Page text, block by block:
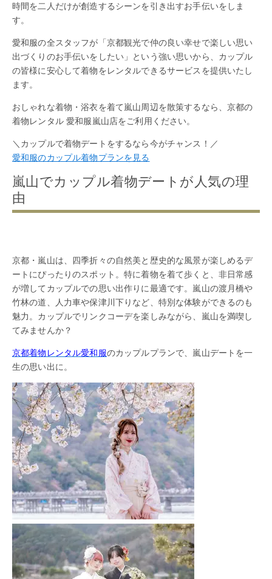
時間を二人だけが創造するシーンを引き出すお手伝いをしま
す。
愛和服の全スタッフが「京都観光で仲の良い幸せで楽しい思い
出づくりのお手伝いをしたい」という強い思いから、カップル
の皆様に安心して着物をレンタルできるサービスを提供いたし
ます。
おしゃれな着物・浴衣を着て嵐山周辺を散策するなら、京都の
着物レンタル 愛和服嵐山店をご利用ください。
＼カップルで着物デートをするなら今がチャンス！／
愛和服のカップル着物プランを見る
嵐山でカップル着物デートが人気の理
由
京都・嵐山は、四季折々の自然美と歴史的な風景が楽しめるデ
ートにぴったりのスポット。特に着物を着て歩くと、非日常感
が増してカップルでの思い出作りに最適です。嵐山の渡月橋や
竹林の道、人力車や保津川下りなど、特別な体験ができるのも
魅力。カップルでリンクコーデを楽しみながら、嵐山を満喫し
てみませんか？
京都着物レンタル愛和服のカップルプランで、嵐山デートを一
生の思い出に。